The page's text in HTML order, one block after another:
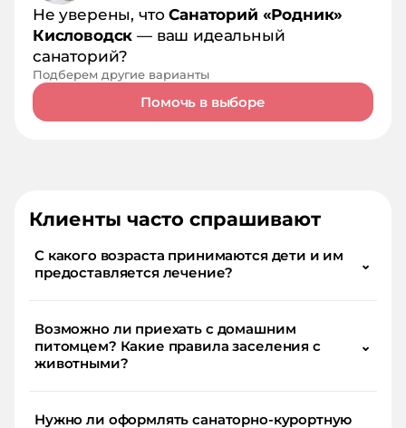
Не уверены, чтоСанаторий «Родник»
Кисловодск — ваш идеальный
санаторий?
Подберем другие варианты
Помочь в выборе
Клиенты часто спрашивают
С какого возраста принимаются дети и им
предоставляется лечение?
⌄
Возможно ли приехать с домашним
питомцем? Какие правила заселения с
животными?
⌄
Нужно ли оформлять санаторно-курортную